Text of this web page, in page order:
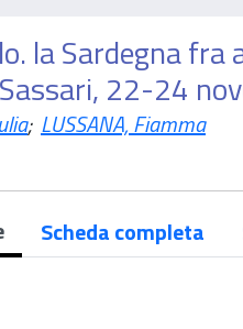
la Sardegna
22-24
; LUSSANA, Fiamma
Scheda completa